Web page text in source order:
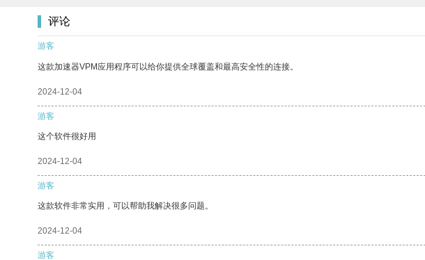
评论
游客
这款加速器VPM应用程序可以给你提供全球覆盖和最高安全性的连接。
2024-12-04
游客
这个软件很好用
2024-12-04
游客
这款软件非常实用，可以帮助我解决很多问题。
2024-12-04
游客